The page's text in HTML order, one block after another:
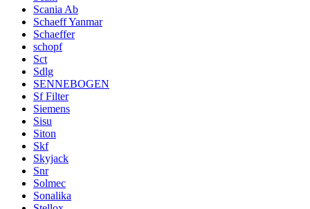
Scania Ab
Schaeff Yanmar
Schaeffer
schopf
Sct
Sdlg
SENNEBOGEN
Sf Filter
Siemens
Sisu
Siton
Skf
Skyjack
Snr
Solmec
Sonalika